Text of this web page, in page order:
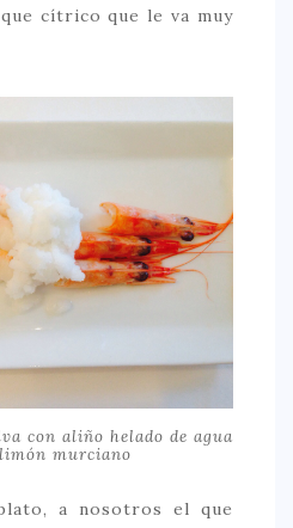
cítrico que le va muy
con aliño helado de agua
murciano
a nosotros el que